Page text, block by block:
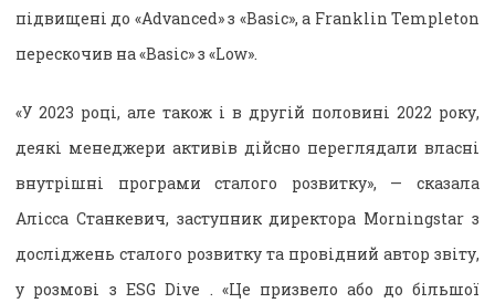
підвищені до «Advanced» з «Basic», а Franklin Templeton
перескочив на «Basic» з «Low».
«У 2023 році, але також і в другій половині 2022 року,
деякі менеджери активів дійсно переглядали власні
внутрішні програми сталого розвитку», — сказала
Алісса Станкевич, заступник директора Morningstar з
досліджень сталого розвитку та провідний автор звіту,
у розмові з ESG Dive . «Це призвело або до більшої